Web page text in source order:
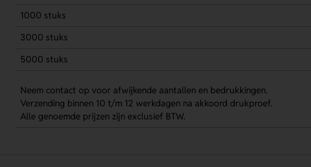
1000 stuks
3000 stuks
5000 stuks
Neem contact op voor afwijkende aantallen en bedrukkingen.
Verzending binnen 10 t/m 12 werkdagen na akkoord drukproef.
Alle genoemde prijzen zijn exclusief BTW.